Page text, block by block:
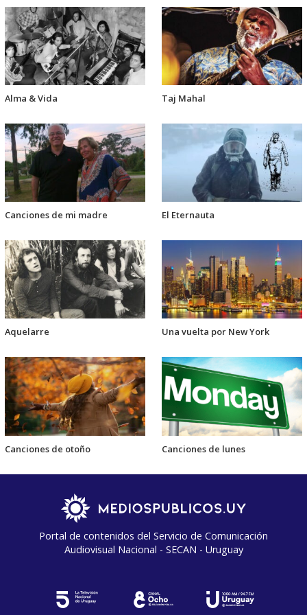
Alma & Vida Taj Mahal
Canciones de mi madre El Eternauta
Aquelarre Una vuelta por New York
Canciones de otoño Canciones de lunes
Portal de contenidos del Servicio de Comunicación
Audiovisual Nacional - SECAN - Uruguay